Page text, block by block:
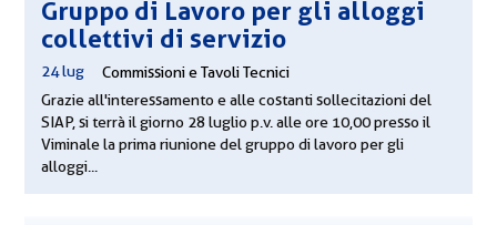
Gruppo di Lavoro per gli alloggi
collettivi di servizio
24 lug
Commissioni e Tavoli Tecnici
Grazie all'interessamento e alle costanti sollecitazioni del
SIAP, si terrà il giorno 28 luglio p.v. alle ore 10,00 presso il
Viminale la prima riunione del gruppo di lavoro per gli
alloggi...